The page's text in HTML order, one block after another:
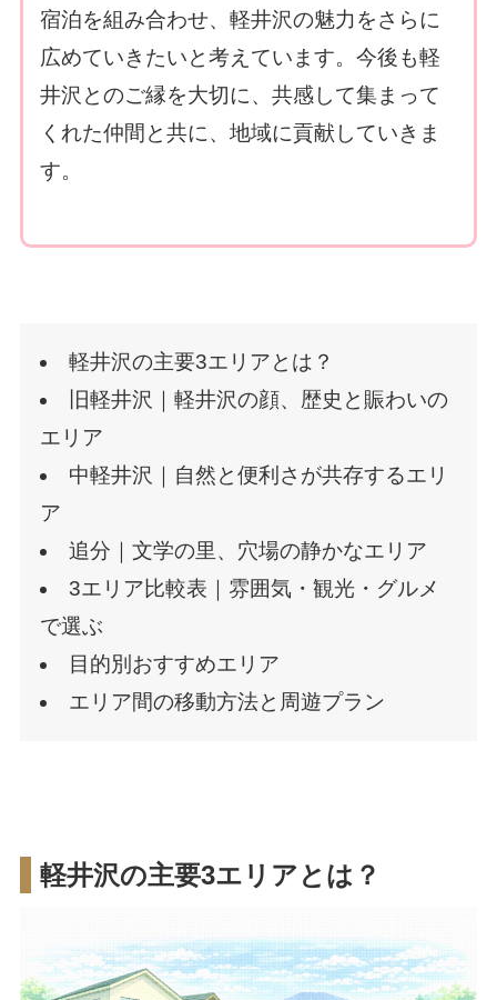
宿泊を組み合わせ、軽井沢の魅力をさらに
広めていきたいと考えています。今後も軽
井沢とのご縁を大切に、共感して集まって
くれた仲間と共に、地域に貢献していきま
す。
軽井沢の主要3エリアとは？
旧軽井沢｜軽井沢の顔、歴史と賑わいの
エリア
中軽井沢｜自然と便利さが共存するエリ
ア
追分｜文学の里、穴場の静かなエリア
3エリア比較表｜雰囲気・観光・グルメ
で選ぶ
目的別おすすめエリア
エリア間の移動方法と周遊プラン
軽井沢の主要3エリアとは？